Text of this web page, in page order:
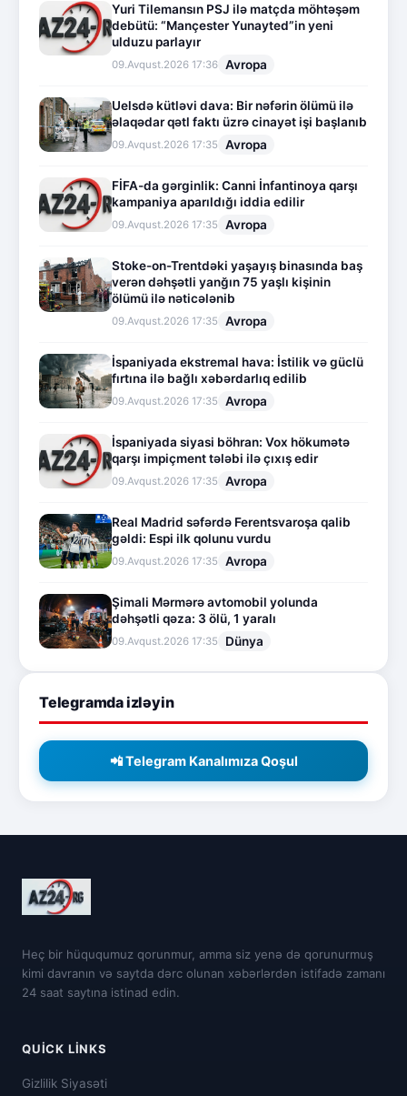
Yuri Tilemansın PSJ ilə matçda möhtəşəm
debütü: “Mançester Yunayted”in yeni
ulduzu parlayır
09.Avqust.2026 17:36 Avropa
Uelsdə kütləvi dava: Bir nəfərin ölümü ilə
əlaqədar qətl faktı üzrə cinayət işi başlanıb
09.Avqust.2026 17:35 Avropa
FİFA-da gərginlik: Canni İnfantinoya qarşı
kampaniya aparıldığı iddia edilir
09.Avqust.2026 17:35 Avropa
Stoke-on-Trentdəki yaşayış binasında baş
verən dəhşətli yanğın 75 yaşlı kişinin
ölümü ilə nəticələnib
09.Avqust.2026 17:35 Avropa
İspaniyada ekstremal hava: İstilik və güclü
fırtına ilə bağlı xəbərdarlıq edilib
09.Avqust.2026 17:35 Avropa
İspaniyada siyasi böhran: Vox hökumətə
qarşı impiçment tələbi ilə çıxış edir
09.Avqust.2026 17:35 Avropa
Real Madrid səfərdə Ferentsvaroşa qalib
gəldi: Espi ilk qolunu vurdu
09.Avqust.2026 17:35 Avropa
Şimali Mərmərə avtomobil yolunda
dəhşətli qəza: 3 ölü, 1 yaralı
09.Avqust.2026 17:35 Dünya
Telegramda izləyin
📲 Telegram Kanalımıza Qoşul
Heç bir hüququmuz qorunmur, amma siz yenə də qorunurmuş
kimi davranın və saytda dərc olunan xəbərlərdən istifadə zamanı
24 saat saytına istinad edin.
QUICK LINKS
Gizlilik Siyasəti